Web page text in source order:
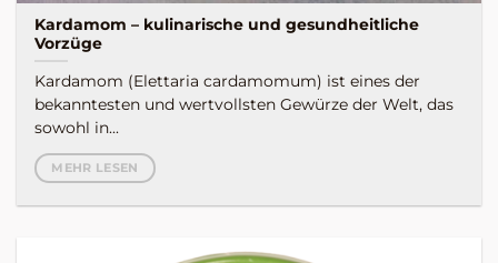
Kardamom – kulinarische und gesundheitliche
Vorzüge
Kardamom (Elettaria cardamomum) ist eines der
bekanntesten und wertvollsten Gewürze der Welt, das
sowohl in...
MEHR LESEN